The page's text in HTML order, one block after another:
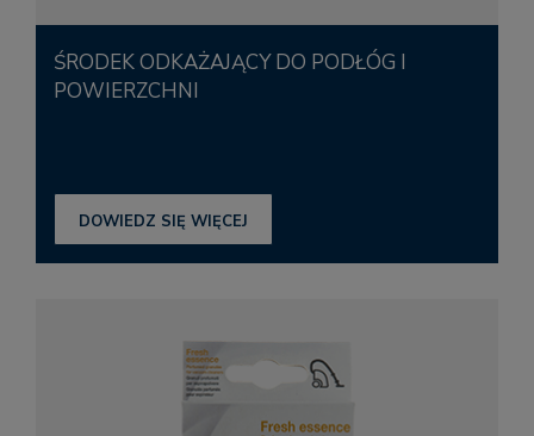
ŚRODEK ODKAŻAJĄCY DO PODŁÓG I
POWIERZCHNI
DOWIEDZ SIĘ WIĘCEJ